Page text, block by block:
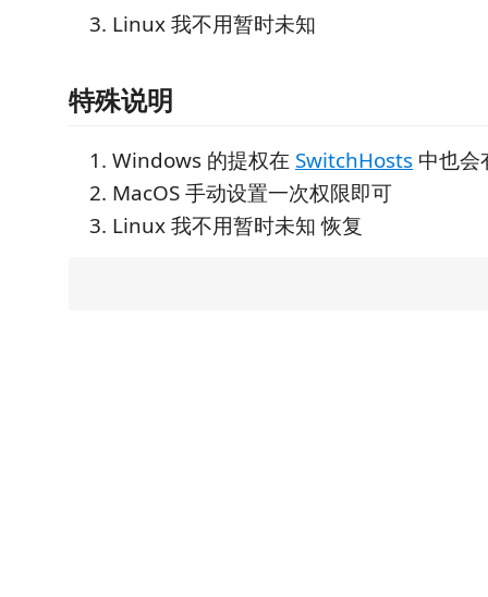
Linux 我不用暂时未知
特殊说明
Windows 的提权在 SwitchHosts 中也会
MacOS 手动设置一次权限即可
Linux 我不用暂时未知 恢复